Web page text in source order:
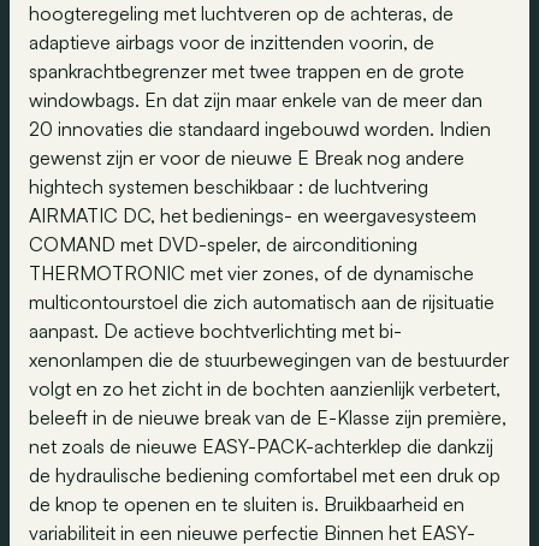
hoogteregeling met luchtveren op de achteras, de
adaptieve airbags voor de inzittenden voorin, de
spankrachtbegrenzer met twee trappen en de grote
windowbags. En dat zijn maar enkele van de meer dan
20 innovaties die standaard ingebouwd worden. Indien
gewenst zijn er voor de nieuwe E Break nog andere
hightech systemen beschikbaar : de luchtvering
AIRMATIC DC, het bedienings- en weergavesysteem
COMAND met DVD-speler, de airconditioning
THERMOTRONIC met vier zones, of de dynamische
multicontourstoel die zich automatisch aan de rijsituatie
aanpast. De actieve bochtverlichting met bi-
xenonlampen die de stuurbewegingen van de bestuurder
volgt en zo het zicht in de bochten aanzienlijk verbetert,
beleeft in de nieuwe break van de E-Klasse zijn première,
net zoals de nieuwe EASY-PACK-achterklep die dankzij
de hydraulische bediening comfortabel met een druk op
de knop te openen en te sluiten is. Bruikbaarheid en
variabiliteit in een nieuwe perfectie Binnen het EASY-